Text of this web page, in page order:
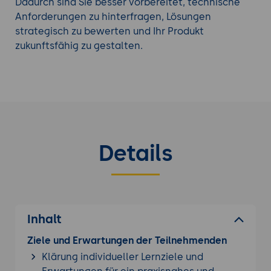
Anforderungen zu hinterfragen, Lösungen
strategisch zu bewerten und Ihr Produkt
zukunftsfähig zu gestalten.
Details
Inhalt
Ziele und Erwartungen der Teilnehmenden
Klärung individueller Lernziele und